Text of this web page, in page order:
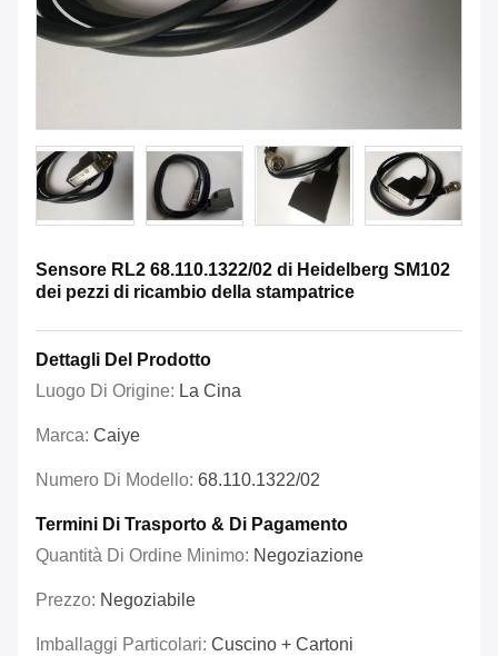
Sensore RL2 68.110.1322/02 di Heidelberg SM102
dei pezzi di ricambio della stampatrice
Dettagli Del Prodotto
Luogo Di Origine: La Cina
Marca: Caiye
Numero Di Modello: 68.110.1322/02
Termini Di Trasporto & Di Pagamento
Quantità Di Ordine Minimo: Negoziazione
Prezzo: Negoziabile
Imballaggi Particolari: Cuscino + Cartoni